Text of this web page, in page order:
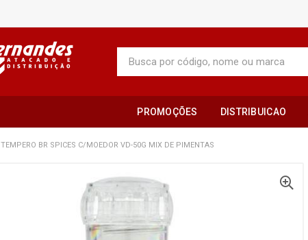
PROMOÇÕES DISTRIBUICAO
TEMPERO BR SPICES C/MOEDOR VD-50G MIX DE PIMENTAS